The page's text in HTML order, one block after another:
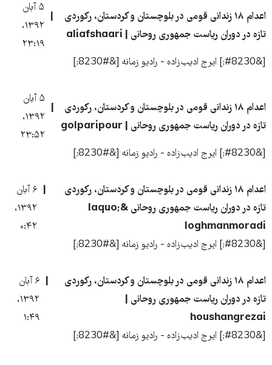
اعدام ۱۸ زندانی قومی در بلوچستان و کردستان، رکوردی
تازه در دوران ریاست جمهوری روحانی | aliafshaari
۵ آبان
۱۳۹۲،
۲۳:۱۹
[&#8230;] ایرج ادیب‌زاده - رادیو زمانه [&#8230;]
اعدام ۱۸ زندانی قومی در بلوچستان و کردستان، رکوردی
تازه در دوران ریاست جمهوری روحانی | golparipour
۵ آبان
۱۳۹۲،
۲۳:۵۲
[&#8230;] ایرج ادیب‌زاده - رادیو زمانه [&#8230;]
اعدام ۱۸ زندانی قومی در بلوچستان و کردستان، رکوردی
تازه در دوران ریاست جمهوری روحانی &laquo;
loghmanmoradi
۶ آبان
۱۳۹۲،
۰:۴۲
[&#8230;] ایرج ادیب‌زاده - رادیو زمانه [&#8230;]
اعدام ۱۸ زندانی قومی در بلوچستان و کردستان، رکوردی
تازه در دوران ریاست جمهوری روحانی |
houshangrezai
۶ آبان
۱۳۹۲،
۱:۴۹
[&#8230;] ایرج ادیب‌زاده - رادیو زمانه [&#8230;]